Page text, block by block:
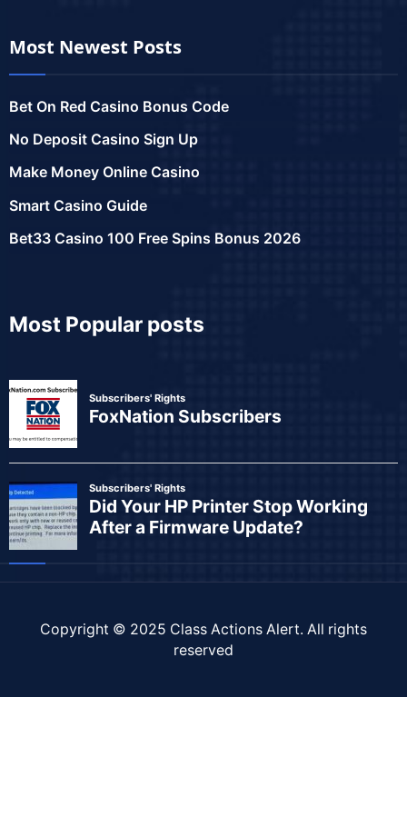
Most Newest Posts
Bet On Red Casino Bonus Code
No Deposit Casino Sign Up
Make Money Online Casino
Smart Casino Guide
Bet33 Casino 100 Free Spins Bonus 2026
Most Popular posts
Copyright © 2025 Class Actions Alert. All rights
reserved